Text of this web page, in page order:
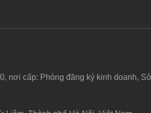
nơi cấp: Phòng đăng ký kinh doanh,